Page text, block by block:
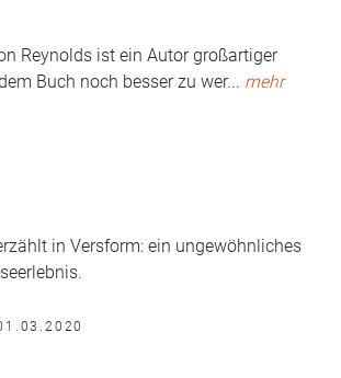
Reynolds ist ein Autor großartiger
Buch noch besser zu wer... mehr
in Versform: ein ungewöhnliches